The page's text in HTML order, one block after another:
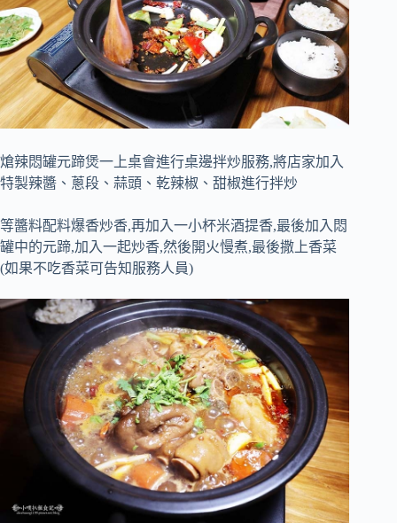
熗辣悶罐元蹄煲一上桌會進行桌邊拌炒服務,將店家加入
特製辣醬、蔥段、蒜頭、乾辣椒、甜椒進行拌炒
等醬料配料爆香炒香,再加入一小杯米酒提香,最後加入悶
罐中的元蹄,加入一起炒香,然後開火慢煮,最後撒上香菜
(如果不吃香菜可告知服務人員)